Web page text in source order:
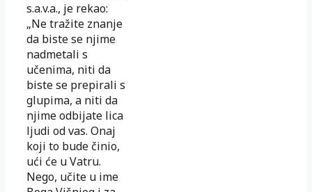
s.a.v.a., je rekao:
„Ne tražite znanje
da biste se njime
nadmetali s
učenima, niti da
biste se prepirali s
glupima, a niti da
njime odbijate lica
ljudi od vas. Onaj
koji to bude činio,
ući će u Vatru.
Nego, učite u ime